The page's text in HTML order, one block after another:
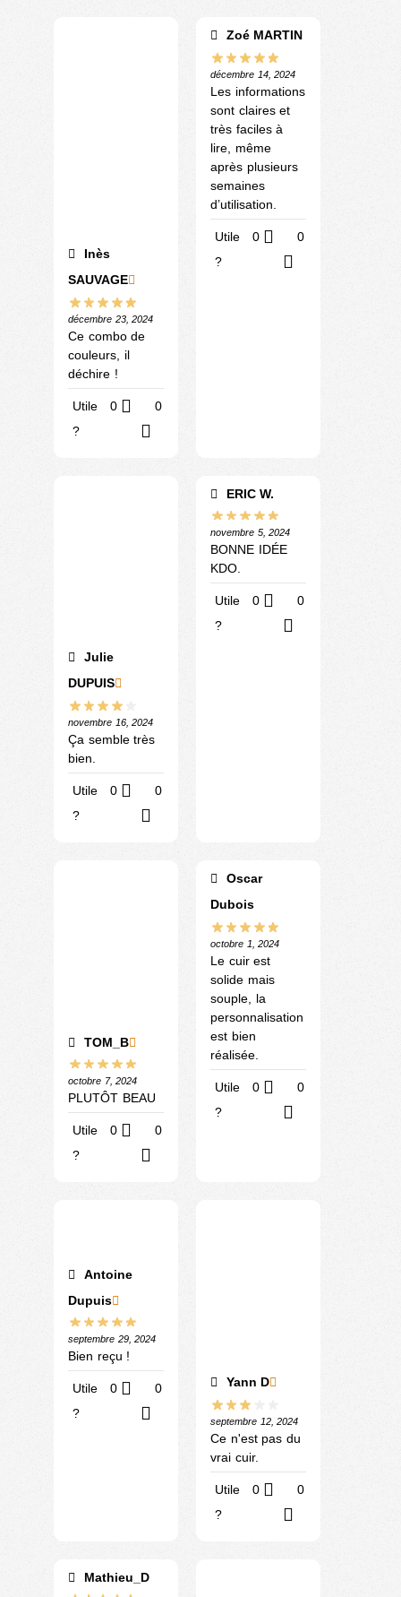
Inès
SAUVAGE
décembre 23, 2024
Ce combo de
couleurs, il
déchire !
Utile
?
0 0
Zoé MARTIN
décembre 14, 2024
Les informations
sont claires et
très faciles à
lire, même
après plusieurs
semaines
d’utilisation.
Utile
?
0 0
Julie
DUPUIS
novembre 16, 2024
Ça semble très
bien.
Utile
?
0 0
ERIC W.
novembre 5, 2024
BONNE IDÉE
KDO.
Utile
?
0 0
TOM_B
octobre 7, 2024
PLUTÔT BEAU
Utile
?
0 0
Oscar
Dubois
octobre 1, 2024
Le cuir est
solide mais
souple, la
personnalisation
est bien
réalisée.
Utile
?
0 0
Antoine
Dupuis
septembre 29, 2024
Bien reçu !
Utile
?
0 0 Yann D
septembre 12, 2024
Ce n'est pas du
vrai cuir.
Utile
?
0 0
Mathieu_D